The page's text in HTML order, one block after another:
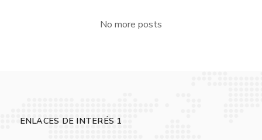
No more posts
ENLACES DE INTERÉS 1